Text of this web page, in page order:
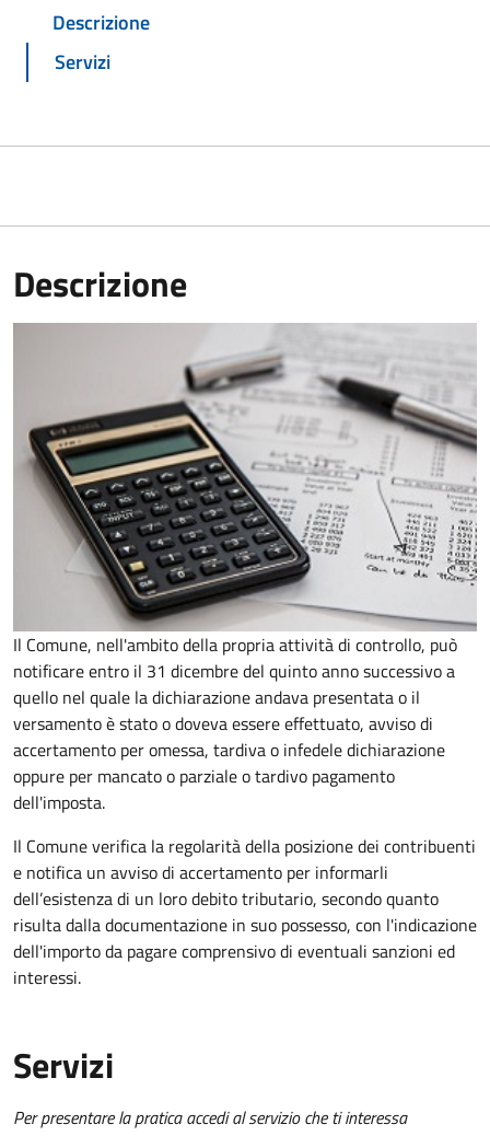
Descrizione
Servizi
Descrizione
Il Comune, nell'ambito della propria attività di controllo, può
notificare entro il 31 dicembre del quinto annosuccessivo a
quello nel quale la dichiarazione andava presentata o il
versamento è stato o doveva essere effettuato, avviso di
accertamento per omessa, tardiva o infedele dichiarazione
oppure per mancato o parziale o tardivo pagamento
dell'imposta.
Il Comune verifica la regolarità della posizione dei contribuenti
e notifica un avviso di accertamento per informarli
dell’esistenza di un loro debito tributario, secondo quanto
risulta dalla documentazione in suo possesso, con l'indicazione
dell'importo da pagare comprensivo di eventuali sanzioni ed
interessi.
Servizi
Per presentare la pratica accedi al servizio che ti interessa